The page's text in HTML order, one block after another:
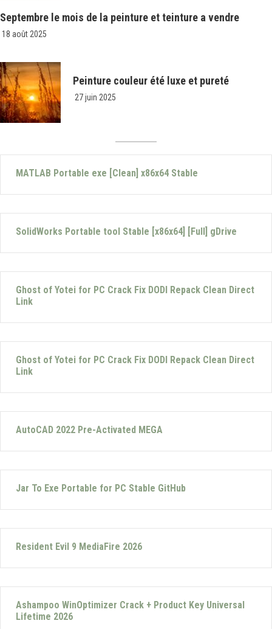
Septembre le mois de la peinture et teinture a vendre
18 août 2025
Peinture couleur été luxe et pureté
27 juin 2025
MATLAB Portable exe [Clean] x86x64 Stable
SolidWorks Portable tool Stable [x86x64] [Full] gDrive
Ghost of Yotei for PC Crack Fix DODI Repack Clean Direct
Link
Ghost of Yotei for PC Crack Fix DODI Repack Clean Direct
Link
AutoCAD 2022 Pre-Activated MEGA
Jar To Exe Portable for PC Stable GitHub
Resident Evil 9 MediaFire 2026
Ashampoo WinOptimizer Crack + Product Key Universal
Lifetime 2026